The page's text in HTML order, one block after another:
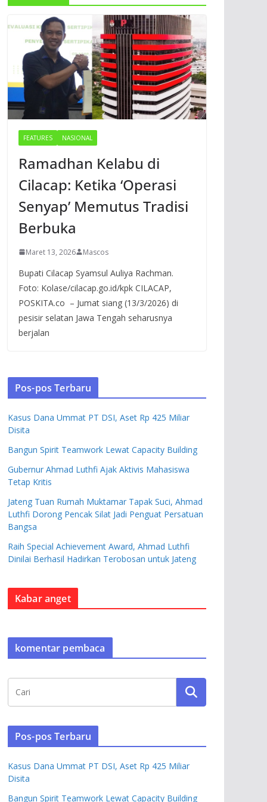
FEATURES NASIONAL
Ramadhan Kelabu di
Cilacap: Ketika ‘Operasi
Senyap’ Memutus Tradisi
Berbuka
Maret 13, 2026 Mascos
Bupati Cilacap Syamsul Auliya Rachman.
Foto: Kolase/cilacap.go.id/kpk CILACAP,
POSKITA.co – Jumat siang (13/3/2026) di
pesisir selatan Jawa Tengah seharusnya
berjalan
Pos-pos Terbaru
Kasus Dana Ummat PT DSI, Aset Rp 425 Miliar
Disita
Bangun Spirit Teamwork Lewat Capacity Building
Gubernur Ahmad Luthfi Ajak Aktivis Mahasiswa
Tetap Kritis
Jateng Tuan Rumah Muktamar Tapak Suci, Ahmad
Luthfi Dorong Pencak Silat Jadi Penguat Persatuan
Bangsa
Raih Special Achievement Award, Ahmad Luthfi
Dinilai Berhasil Hadirkan Terobosan untuk Jateng
Kabar anget
komentar pembaca
Pos-pos Terbaru
Kasus Dana Ummat PT DSI, Aset Rp 425 Miliar
Disita
Bangun Spirit Teamwork Lewat Capacity Building